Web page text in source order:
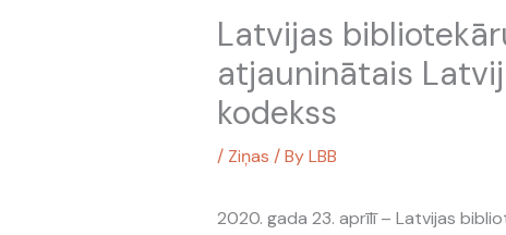
Latvijas
atjauninātais
kodekss
/ Ziņas / ByLBB
2020. gada 23. aprīlī – Latvijas